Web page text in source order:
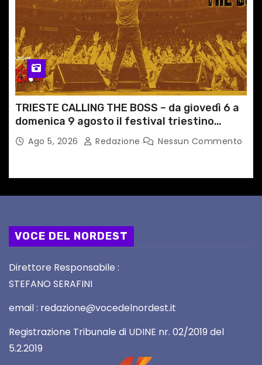
TRIESTE CALLING THE BOSS – da giovedì 6 a
domenica 9 agosto il festival triestino
dedicato a Springsteen
Ago 5, 2026 Redazione Nessun Commento
VOCE DEL NORDEST
Direttore Responsabile :
STEFANO SERAFINI
email : redazione@vocedelnordest.it
Registrazione Tribunale di UDINE nr. 02/2019 del
5.2.2019